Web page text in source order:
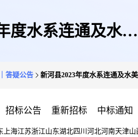
度水系连通及水美
答疑公告 新河县2023年度水系连通及水
招标公告 重新招标 中标通知
上海江苏浙江山东湖北四川 河北河南天津山